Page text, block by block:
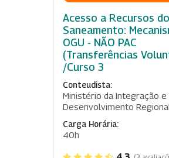
Acesso a Recursos do
Saneamento:
OGU - NÃO PAC
(Transferências
/Curso 3
Conteudista:
Ministério da Integração e
Desenvolvimento
Carga Horária:
40h